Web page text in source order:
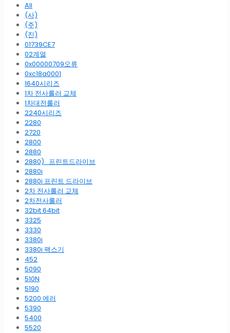
All
(사)
(주)
(진)
01739CE7
02계열
0x00000709오류
0xc18a0001
1640시리즈
1차 전사롤러 교체
1차대전롤러
2240시리즈
2280
2720
2800
2880
2880)_프린트드라이브
2880i
2880i 프린트 드라이브
2차 전사롤러 교체
2차전사롤러
32bit 64bit
3325
3330
3380i
3380i 팩스기
452
5090
510N
5190
5200 에러
5390
5400
5520